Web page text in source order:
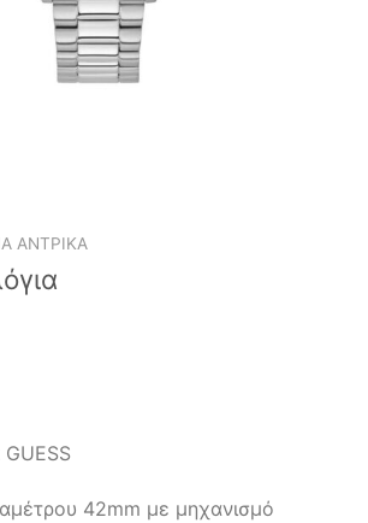
ΑΝΤΡΙΚΆ
42mm με μηχανισμό